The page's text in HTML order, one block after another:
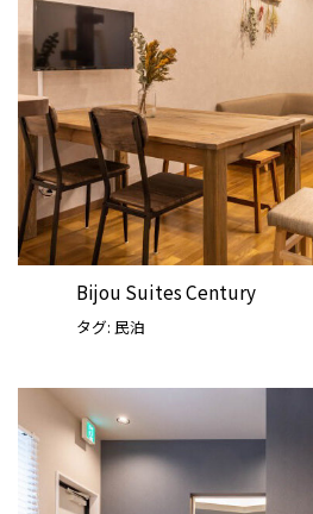
Bijou Suites Century
タグ: 民泊